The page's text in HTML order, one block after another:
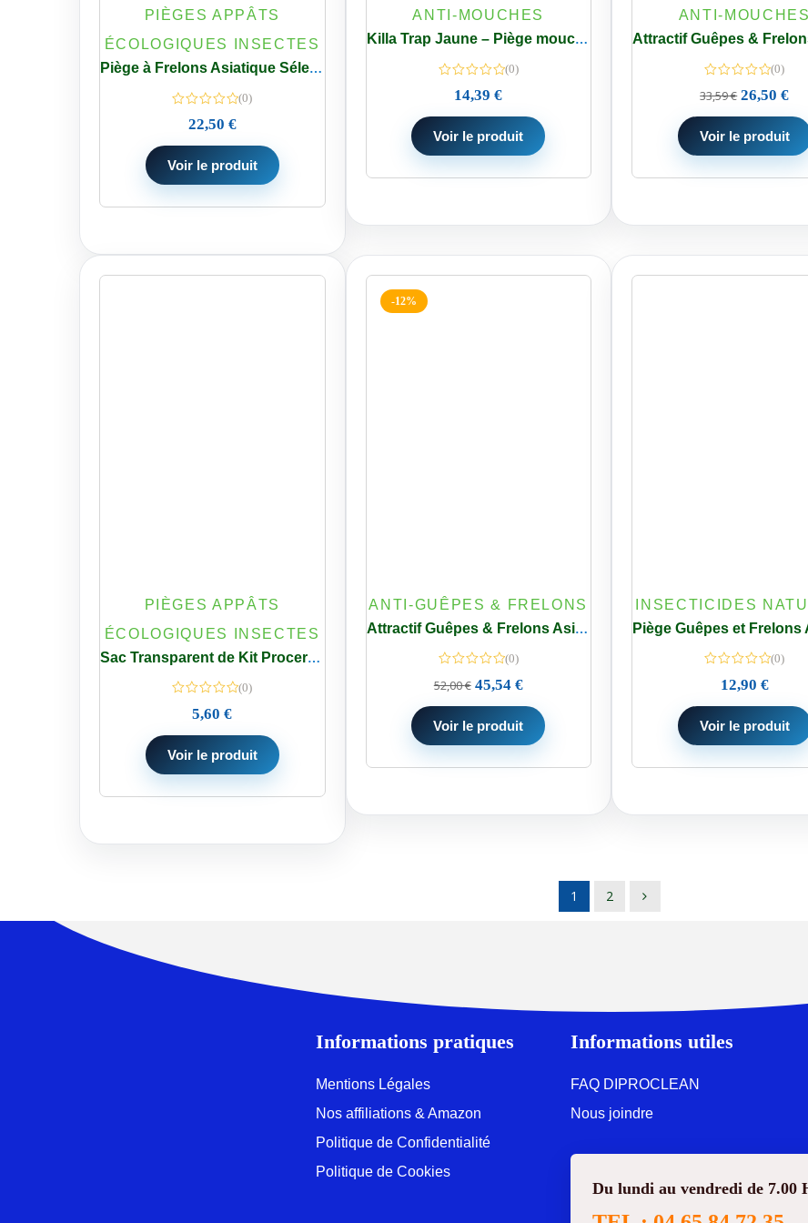
PIÈGES APPÂTS
ÉCOLOGIQUES INSECTES
Piège à Frelons Asiatique Sélectif – Réutilisable sans Insecticide- Usage Jardin & Rucher
(0)
22,50 €
Voir le produit
ANTI-MOUCHES
Killa Trap Jaune – Piège mouches de l’olive – Sac de 5
(0)
14,39€
Voir le produit
ANTI-MOUCHES
(0)
33,59€ 26,50€
Voir le produit
PIÈGES APPÂTS
ÉCOLOGIQUES INSECTES
Sac Transparent de Kit Procerex pour chenilles processionnaires
(0)
5,60€
Voir le produit
-12%
ANTI-GUÊPES & FRELONS
Attractif Guêpes & Frelons Asiatique 5 L – Concentré Piège Extérieur
(0)
52,00€ 45,54 €
Voir le produit
INSECTICIDES
(0)
12,90 €
Voir le produit
1 2
Informations pratiques
Mentions Légales
Nos affiliations & Amazon
Politique de Confidentialité
Politique de Cookies
Informations utiles
FAQ DIPROCLEAN
Nous joindre
Du lundi au vendredi de 7.00